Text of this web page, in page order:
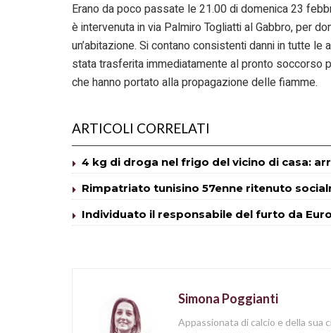
Erano da poco passate le 21.00 di domenica 23
è intervenuta in via Palmiro Togliatti al Gabbro, per
un’abitazione. Si contano consistenti danni in tutte
stata trasferita immediatamente al pronto soccorso
che hanno portato alla propagazione delle fiamme.
ARTICOLI CORRELATI
4 kg di droga nel frigo del vicino di casa:
Rimpatriato tunisino 57enne ritenuto
Individuato il responsabile del furto da
Simona Poggianti
Appassionata di calcio e della sua